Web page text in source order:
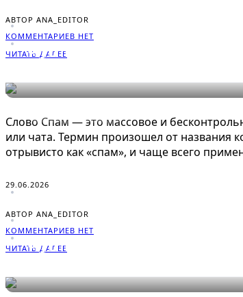
АВТОР ANA_EDITOR
КОММЕНТАРИЕВ НЕТ
ЧИТАТЬ ДАЛЕЕ
Что такое Спам в
Слово Спам — это массовое и
или чата. Термин произошел от названия
отрывисто как «спам», и чаще всего
29.06.2026
АВТОР ANA_EDITOR
КОММЕНТАРИЕВ НЕТ
ЧИТАТЬ ДАЛЕЕ
Что такое Спидран в